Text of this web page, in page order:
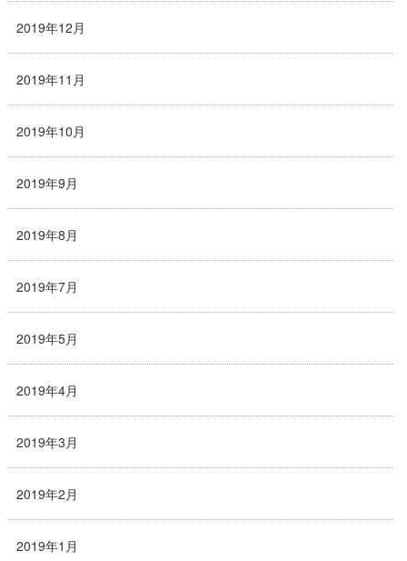
2019年12月
2019年11月
2019年10月
2019年9月
2019年8月
2019年7月
2019年5月
2019年4月
2019年3月
2019年2月
2019年1月